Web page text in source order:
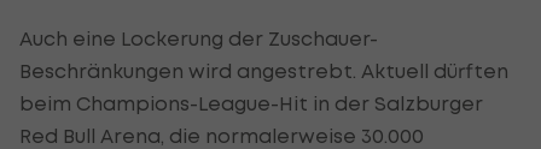
Auch eine Lockerung der Zuschauer-
Beschränkungen wird angestrebt. Aktuell dürften
beim Champions-League-Hit in der Salzburger
Red Bull Arena, die normalerweise 30.000